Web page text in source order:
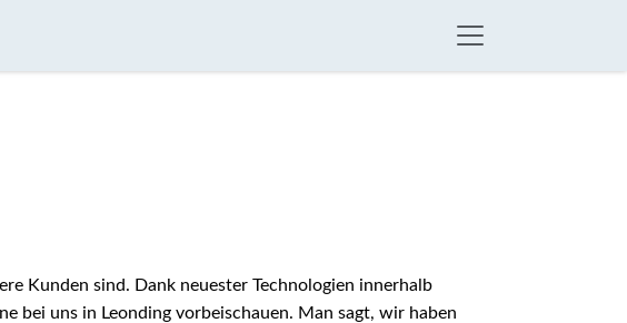
Kunden sind. Dank neuester Technologien innerhalb
bei uns in Leonding vorbeischauen. Man sagt, wir haben